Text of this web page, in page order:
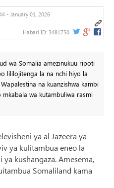
- January 01, 2026
Habari ID: 3481750
wa Somalia amezinukuu ripoti
lililojitenga la na nchi hiyo la
na kuanzishwa kambi
wa kutambuliwa rasmi
ya al Jazeera ya
ya kulitambua eneo la
kushangaza. Amesema,
Somaliland kama